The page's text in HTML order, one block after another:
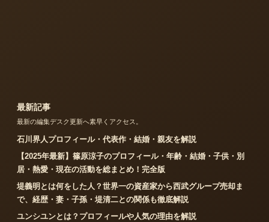
最新記事
最新の編集デスク更新へ素早くアクセス。
石川界人プロフィール・代表作・結婚・親友を解説
【2025年最新】篠原涼子のプロフィール・年齢・結婚・子供・別
居・熱愛・現在の活動を総まとめ！完全版
堤義明とは何をした人？世界一の資産家から西武グループ売却ま
で、経歴・妻・子孫・堤清二との関係も徹底解説
ユンシユンとは？プロフィールや人気の理由を解説